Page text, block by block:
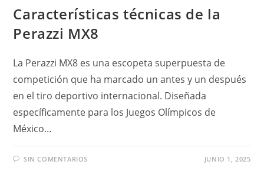
Características técnicas de la
Perazzi MX8
La Perazzi MX8 es una escopeta superpuesta de
competición que ha marcado un antes y un después
en el tiro deportivo internacional. Diseñada
específicamente para los Juegos Olímpicos de
México…
SIN COMENTARIOS JUNIO 1, 2025